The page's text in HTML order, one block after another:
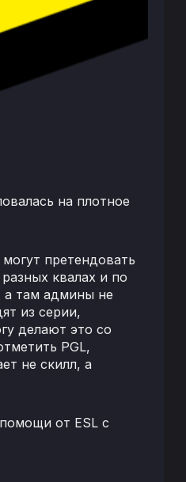
на плотное
претендовать
квалах и по
а там админы не
из серии,
делают это со
PGL,
не скилл, а
от ESL с